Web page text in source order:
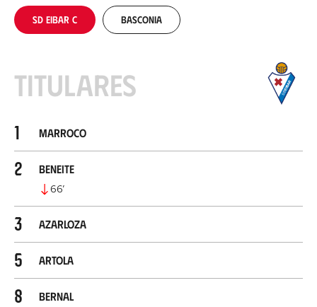
SD Eibar C Basconia
Titulares
1 Marroco
2 Beneite
66’
3 Azarloza
5 Artola
8 Bernal